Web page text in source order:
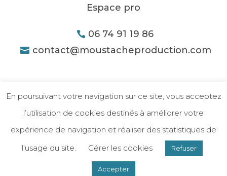
Espace pro
06 74 91 19 86
contact@moustacheproduction.com
Mentions légales -Politique de confidentialité
| Sité réalisé par
En poursuivant votre navigation sur ce site, vous acceptez
l’utilisation de cookies destinés à améliorer votre
expérience de navigation et réaliser des statistiques de
l'usage du site.
Gérer les cookies Refuser
Accepter